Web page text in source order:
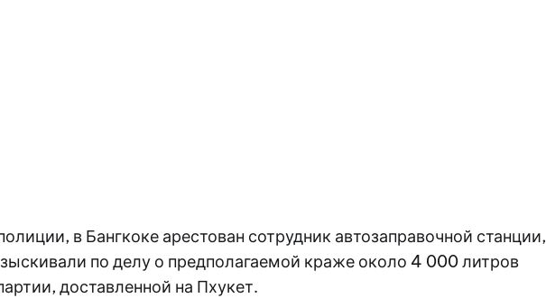
в Бангкоке арестован сотрудник автозаправочной станции,
по делу о предполагаемой краже около 4 000 литров
доставленной на Пхукет.